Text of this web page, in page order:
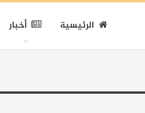
الرئيسية أخبار